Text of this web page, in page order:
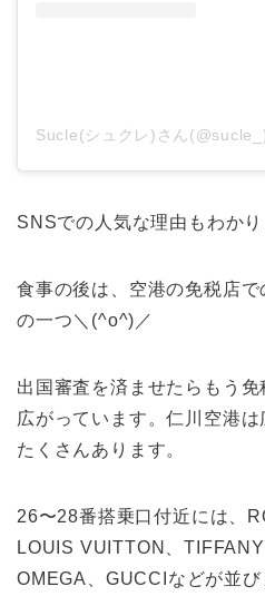
SNSでの人気な理由もわかり
食事の後は、空港の免税店
の一つ＼(^o^)／
出国審査を済ませたらもう
広がっています。仁川空港
たくさんあります。
26〜28番搭乗口付近には、
LOUIS VUITTON、
OMEGA、GUCCIなどが並び